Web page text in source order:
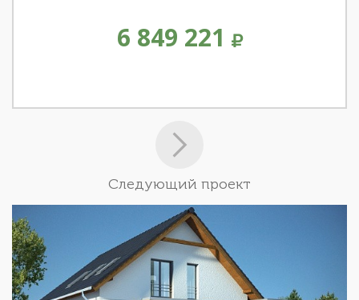
6 849 221
Следующий проект